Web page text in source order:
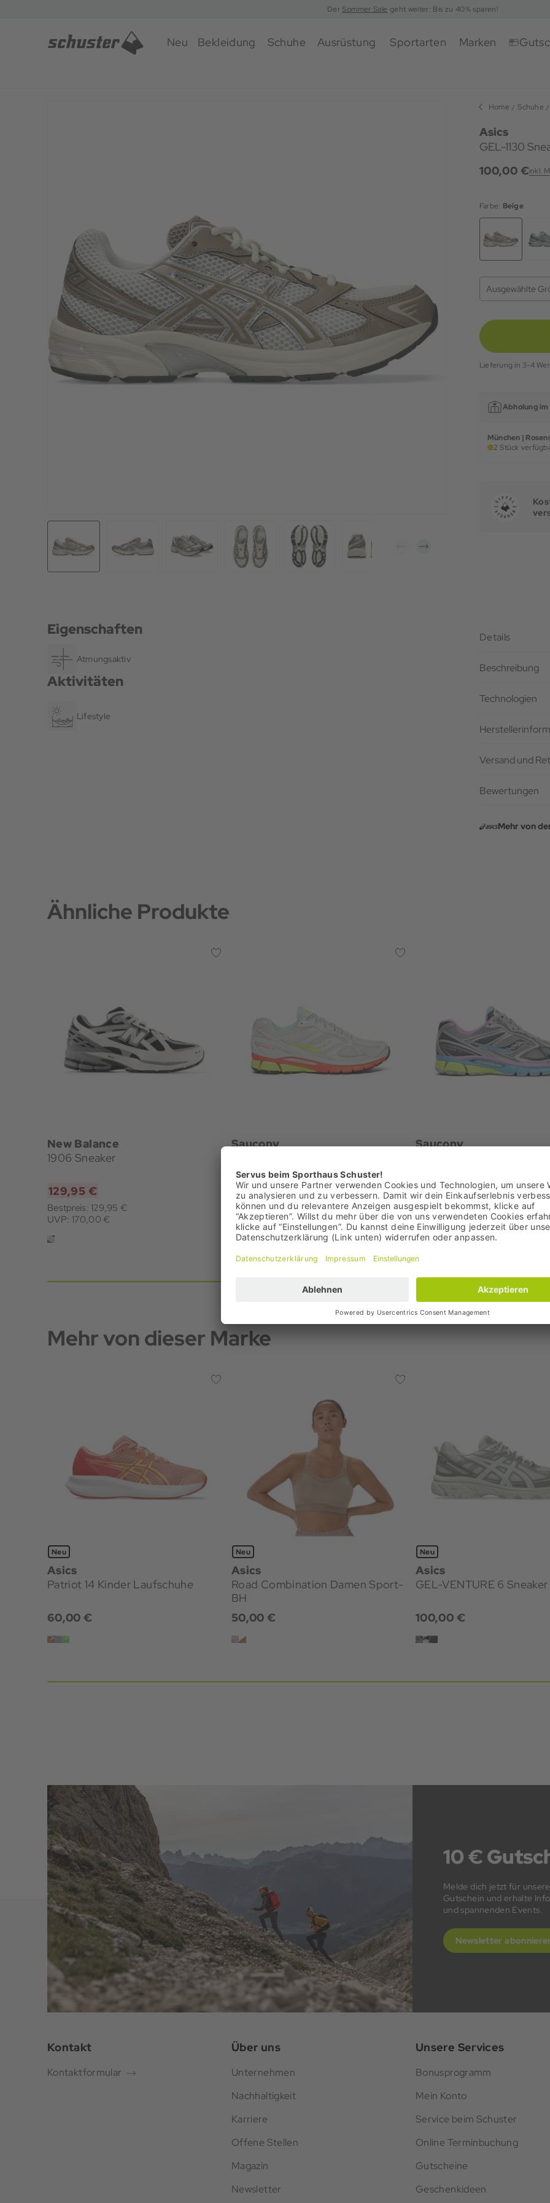
DerSommer Sale geht weiter: Bis zu 40% sparen!
Neu Bekleidung Schuhe Ausrüstung Sportarten Marken
Home Schuhe
Asics
GEL-1130
100,00 €inkl.
Farbe: Beige
Ausgewählte
Lieferung in 3-4
Abholung im
München |
2 Stück
Eigenschaften
Atmungsaktiv
Aktivitäten
Lifestyle
Details
Beschreibung
Technologien
Versand und
Bewertungen
Mehr von
Ähnliche Produkte
New Balance
1906 Sneaker
129,95 €
Bestpreis: 129,95 €
UVP: 170,00 €
Saucony
99,95 €
Bestpreis: 99,95 €
UVP: 140,00 €
Saucony
99,95 €
Bestpreis: 99,95 €
UVP: 140,00 €
Mehr von dieser Marke
Neu
Asics
Patriot 14 Kinder Laufschuhe
60,00 €
Neu
Asics
Road Combination Damen Sport-
BH
50,00 €
Neu
Asics
GEL-VENTURE 6 Sneaker
100,00 €
10 €
Melde dich jetzt für
Gutschein und erhalte
und spannenden Events.
Newsletter
Kontakt
Kontaktformular
Über uns
Unternehmen
Nachhaltigkeit
Karriere
Offene Stellen
Magazin
Newsletter
Unsere Services
Bonusprogramm
Mein Konto
Service beim Schuster
Online Terminbuchung
Gutscheine
Geschenkideen